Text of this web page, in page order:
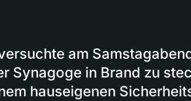
am
Synagoge in Brand zu
hauseigenen